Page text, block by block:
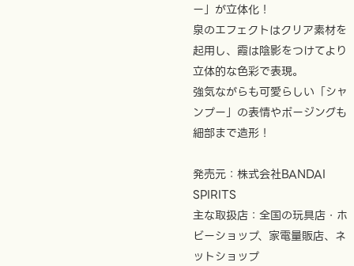
ー」が立体化！
泉のエフェクトはクリア素材を
起用し、霞は陰影をつけてより
立体的な色彩で表現。
強気ながらも可愛らしい「シャ
ンプー」の表情やポージングも
細部まで造形！
発売元：株式会社BANDAI
SPIRITS
主な取扱店：全国の玩具店・ホ
ビーショップ、家電量販店、ネ
ットショップ